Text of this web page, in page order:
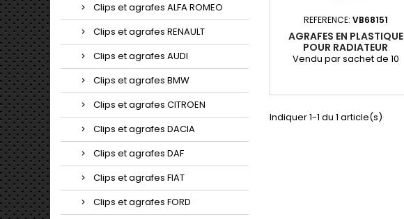
Clips et agrafes ALFA ROMEO
Clips et agrafes RENAULT
Clips et agrafes AUDI
Clips et agrafes BMW
Clips et agrafes CITROEN
Clips et agrafes DACIA
Clips et agrafes DAF
Clips et agrafes FIAT
Clips et agrafes FORD
REFERENCE: VB68151
AGRAFES EN PLASTIQUE
POUR RADIATEUR
Vendu par sachet de 10
Indiquer 1-1 du 1 article(s)